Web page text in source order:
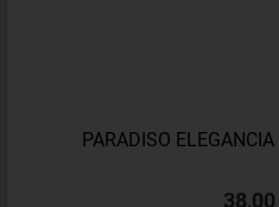
PARADISO
38,00